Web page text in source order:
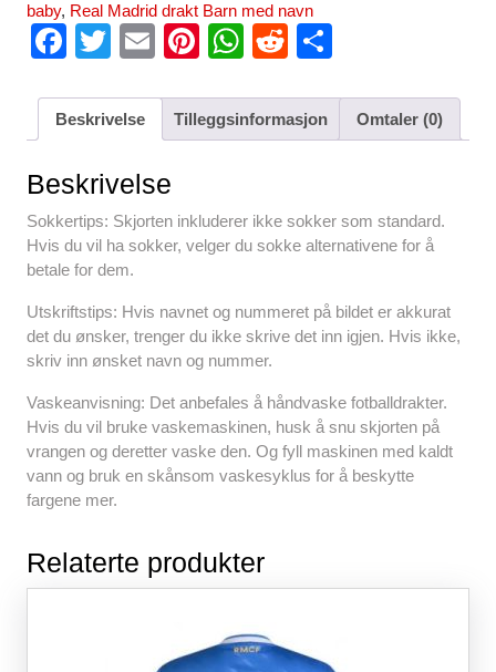
baby, Real Madrid drakt Barn med navn
F
c
b
o
o
k
T
tt
E
ail
Pi
er
e
W
at
s
p
p
R
d
di
ar
e
Beskrivelse Tilleggsinformasjon Omtaler (0)
Beskrivelse
Sokkertips: Skjorten inkluderer ikke sokker som standard.
Hvis du vil ha sokker, velger du sokke alternativene for å
betale for dem.
Utskriftstips: Hvis navnet og nummeret på bildet er akkurat
det du ønsker, trenger du ikke skrive det inn igjen. Hvis ikke,
skriv inn ønsket navn og nummer.
Vaskeanvisning: Det anbefales å håndvaske fotballdrakter.
Hvis du vil bruke vaskemaskinen, husk å snu skjorten på
vrangen og deretter vaske den. Og fyll maskinen med kaldt
vann og bruk en skånsom vaskesyklus for å beskytte
fargene mer.
Relaterte produkter